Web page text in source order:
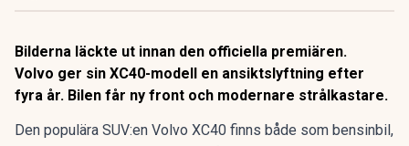
Bilderna läckte ut innan den officiella premiären.
Volvo ger sin XC40-modell en ansiktslyftning efter
fyra år. Bilen får ny front och modernare strålkastare.
Den populära SUV:en Volvo XC40 finns både som bensinbil,